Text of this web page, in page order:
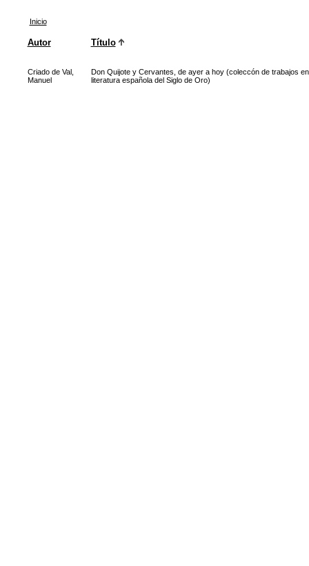
Inicio
Autor Título
Criado de Val,
Manuel
Don Quijote y Cervantes, de ayer a hoy (coleccón de trabajos
literatura española del Siglo de Oro)